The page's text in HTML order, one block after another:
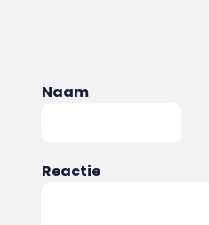
Naam
Reactie